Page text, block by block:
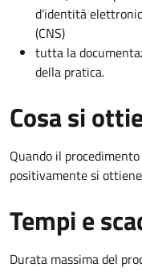
d’identità
(CNS)
tutta la
della pratica.
Cosa si
Quando il
positivamente si
Tempi e
Durata massima del